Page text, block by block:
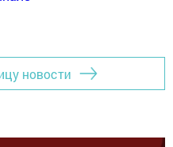
новости